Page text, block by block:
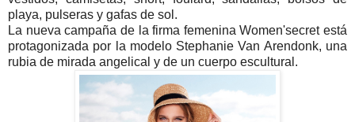
playa, pulseras y gafas de sol.
La nueva campaña de la firma femenina Women'secret está
protagonizada por la modelo Stephanie Van Arendonk, una
rubia de mirada angelical y de un cuerpo escultural.